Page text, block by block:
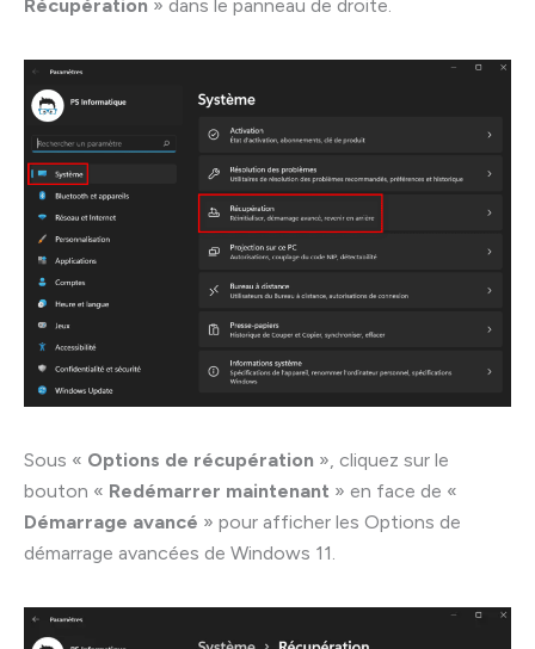
Récupération » dans le panneau de droite.
Sous « Options de récupération », cliquez sur le
bouton « Redémarrer maintenant » en face de «
Démarrage avancé » pour afficher les Options de
démarrage avancées de Windows 11.